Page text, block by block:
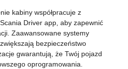
kabiny współpracuje z
Driver app, aby zapewnić
Zaawansowane systemy
bezpieczeństwo
gwarantują, że Twój pojazd
oprogramowania.